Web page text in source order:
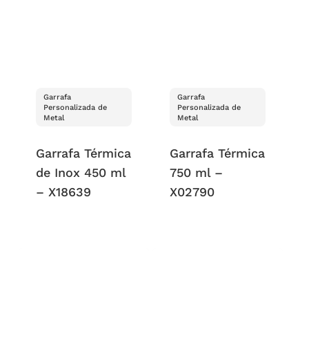
Garrafa
Personalizada de
Metal
Garrafa Térmica
de Inox 450 ml
– X18639
Garrafa
Personalizada de
Metal
Garrafa Térmica
750 ml –
X02790